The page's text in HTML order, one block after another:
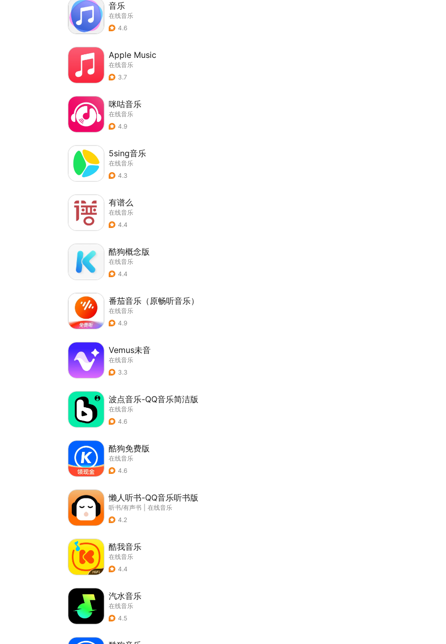
音乐
在线音乐
4.6
Apple Music
在线音乐
3.7
咪咕音乐
在线音乐
4.9
5sing音乐
在线音乐
4.3
有谱么
在线音乐
4.4
酷狗概念版
在线音乐
4.4
番茄音乐（原畅听音乐）
在线音乐
4.9
Vemus未音
在线音乐
3.3
波点音乐-QQ音乐简洁版
在线音乐
4.6
酷狗免费版
在线音乐
4.6
懒人听书-QQ音乐听书版
听书/有声书
在线音乐
4.2
酷我音乐
在线音乐
4.4
汽水音乐
在线音乐
4.5